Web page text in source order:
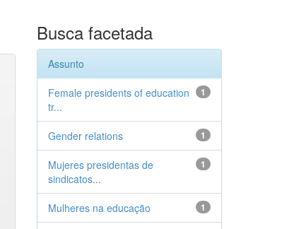
Busca facetada
Assunto
1
Female presidents of education
tr...
1
Gender relations
1
Mujeres presidentas de
sindicatos...
1
Mulheres na educação